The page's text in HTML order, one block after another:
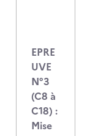
EPRE
UVE
N°3
(C8 à
C18) :
Mise